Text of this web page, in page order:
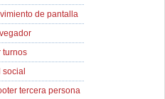
de pantalla
turnos
social
tercera persona